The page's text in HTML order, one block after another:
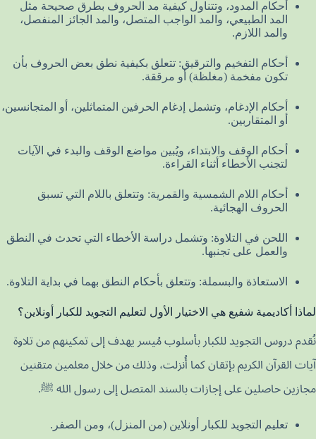
أحكام المدود، وتتناول كيفية مد الحروف بطرق صحيحة مثل
المد الطبيعي، والمد الواجب المتصل، والمد الجائز المنفصل،
والمد اللازم.
أحكام التفخيم والترقيق: تتعلق بكيفية نطق بعض الحروف بأن
تكون مفخمة (مغلظة) أو مرققة.
أحكام الإدغام، وتشمل إدغام الحرفين المتماثلين، أو المتجانسين،
أو المتقاربين.
أحكام الوقف والابتداء، ويُبين مواضع الوقف والبدء في الآيات
لتجنب الأخطاء أثناء القراءة.
أحكام اللام الشمسية والقمرية: وتتعلق باللام التي تسبق
الحروف الهجائية.
اللحن في التلاوة: وتشمل دراسة الأخطاء التي تحدث في النطق
والعمل على تجنبها.
الاستعاذة والبسملة: وتتعلق بأحكام النطق بهما في بداية التلاوة.
لماذا أكاديمية شفيع هي الاختيار الأول لتعليم التجويد للكبار أونلاين؟
نُقدم دروس التجويد للكبار بأسلوب مُيسر يهدف إلى تمكينهم من تلاوة
آيات القرآن الكريم بإتقان كما أُنزلت، وذلك من خلال معلمين متقنين
مجازين حاصلين على إجازات بالسند المتصل إلى رسول الله ﷺ.
تعليم التجويد للكبار أونلاين (من المنزل)، ومن الصفر.